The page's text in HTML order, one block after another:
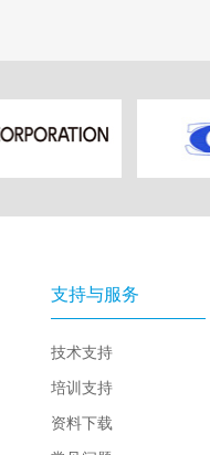
支持与服务
技术支持
培训支持
资料下载